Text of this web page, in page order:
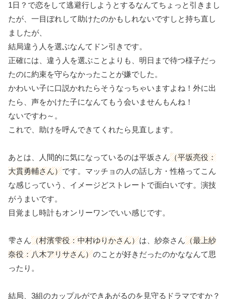
1日？で恋をして逃避行しようとするなんてちょっと引きまし
たが、一目ぼれして助けたのかもしれないですしと持ち直し
ましたが、
結局違う人を選ぶなんてドン引きです。
正確には、違う人を選ぶことよりも、明日まで待つ様子だっ
たのに約束を守らなかったことが嫌でした。
かわいい子に口説かれたらそうなっちゃいますよね！外に出
たら、声をかけた子になんてもう会いませんもんね！
ないですわ～。
これで、助けを呼んできてくれたら見直します。
あとは、人間的に気になっているのは平坂さん（平坂亮役：
大貫勇輔さん）です。マッチョの人の話し方・性格ってこん
な感じっていう、イメージどストレートで面白いです。演技
がうまいです。
目覚まし時計もオンリーワンでいい感じです。
雫さん（村濱雫役：中村ゆりかさん）は、紗奈さん（最上紗
奈役：八木アリサさん）のことが好きだったのかななんて思
ったり。
結局、3組のカップルができあがるのを見守るドラマですか？